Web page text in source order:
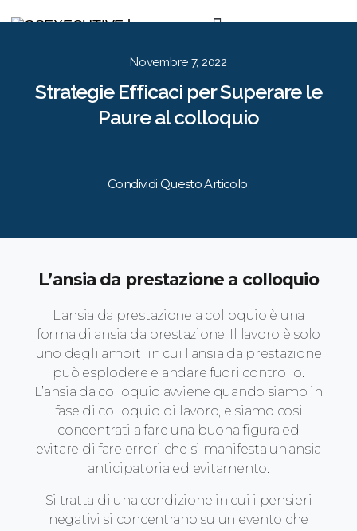
Novembre 7, 2022
Strategie Efficaci per Superare le
Paure al colloquio
Condividi Questo Articolo;
L’ansia da prestazione a colloquio
L’ansia da prestazione a colloquio è una
forma di ansia da prestazione. Il lavoro è solo
uno degli ambiti in cui l’ansia da prestazione
può esplodere e andare fuori controllo.
L’ansia da colloquio avviene quando siamo in
fase di colloquio di lavoro, e siamo cosi
concentrati a fare una buona figura ed
evitare di fare errori che si manifesta un’ansia
anticipatoria ed evitamento.
Si tratta di una condizione in cui i pensieri
negativi si concentrano su un evento che